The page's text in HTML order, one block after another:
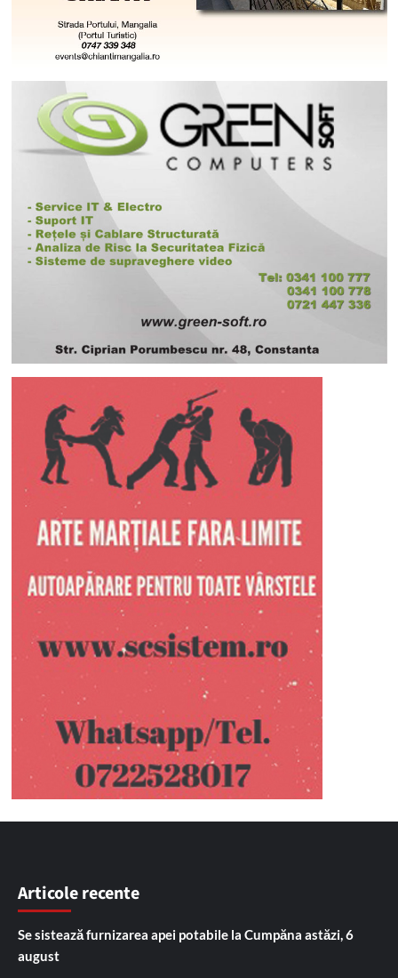
Articole recente
Se sistează furnizarea apei potabile la Cumpăna astăzi, 6
august